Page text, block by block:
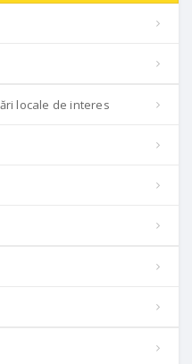
locale de interes